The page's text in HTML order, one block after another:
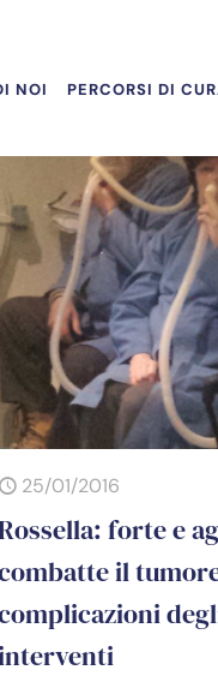
NOI PERCORSI DI
25/01/2016
forte e
il